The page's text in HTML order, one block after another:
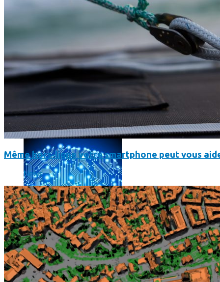
L’intelligence artificielle de Google a maintenant son propre
Même hors-ligne votre smartphone peut vous
News